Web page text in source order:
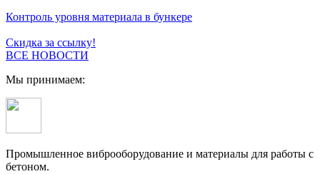
Контроль уровня материала в бункере
Скидка за ссылку!
ВСЕ НОВОСТИ
Мы принимаем:
Промышленное виброоборудование и материалы для работы с
бетоном.